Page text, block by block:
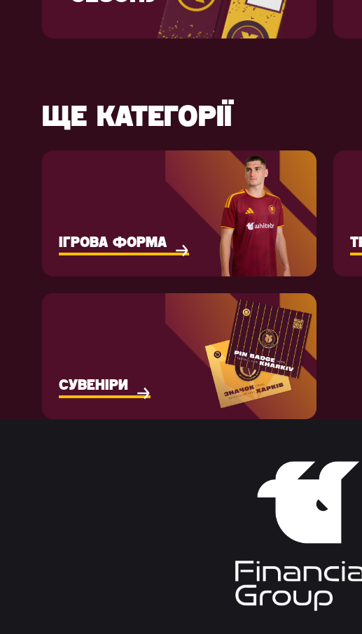
ЩЕ КАТЕГОРІЇ
ІГРОВА ФОРМА
СУВЕНІРИ